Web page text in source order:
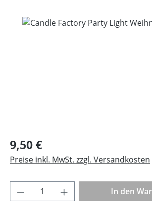
Bildergalerie überspringen
Regulärer Preis:
9,50 €
Preise inkl. MwSt. zzgl. Versandkosten
Produkt Anzahl: Gib den
In den